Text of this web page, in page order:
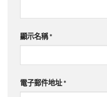
顯示名稱*
電子郵件地址*